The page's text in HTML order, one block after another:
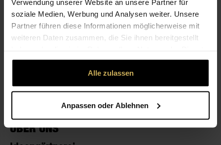
Verwendung unserer Website an unsere Partner für
soziale Medien, Werbung und Analysen weiter. Unsere
Partner führen diese Informationen möglicherweise mit
weiteren Daten zusammen, die Sie ihnen bereitgestellt
gesammelt haben.
Alle zulassen
Anpassen oder Ablehnen
37431 Bad Lauterberg im Harz
05524-3420
Blumengeschaeft-Borowski@t-online.de
LEISTUNGEN
ÜBER UNS